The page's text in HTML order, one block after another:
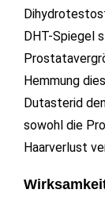
DHT-Spiegel
Hemmung
Dutasterid
sowohl die
Haarverlust